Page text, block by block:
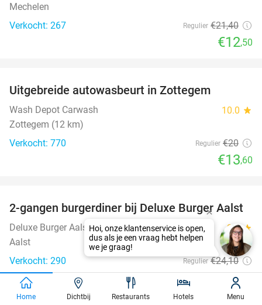
Mechelen
Verkocht: 267
Regulier €21,40
€12,50
Uitgebreide autowasbeurt in Zottegem
Wash Depot Carwash 10.0 star
Zottegem (12 km)
Verkocht: 770
Regulier €20
€13,60
38%
2-gangen burgerdiner bij Deluxe Burger Aalst
Deluxe Burger Aalst 9.2star
Aalst
Verkocht: 290
Regulier €24,10
€14
Home Dichtbij Restaurants Hotels Menu
Hoi, onze klantenservice is open,
dus als je een vraag hebt helpen
we je graag!